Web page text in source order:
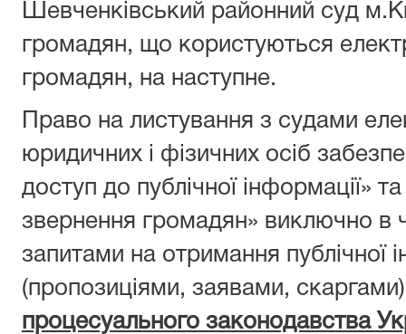
Шевченківський районний суд
громадян, що користуються
громадян, на наступне.
Право на листування з судами
юридичних і фізичних осіб
доступ до публічної інформації»
звернення громадян» виключно в
запитами на отримання публічної
(пропозиціями, заявами,
процесуального законодавства